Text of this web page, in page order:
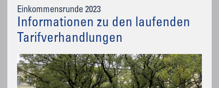
Einkommensrunde 2023
Informationen zu den laufenden
Tarifverhandlungen